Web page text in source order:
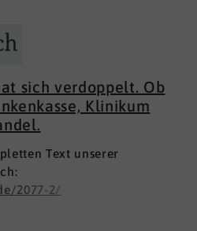
sich verdoppelt. Ob
Klinikum
Text unserer
2077-2/